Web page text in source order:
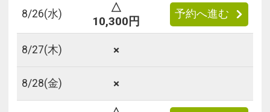
8/26(水)
△
10,300円
予約へ進む
8/27(木) ×
8/28(金) ×